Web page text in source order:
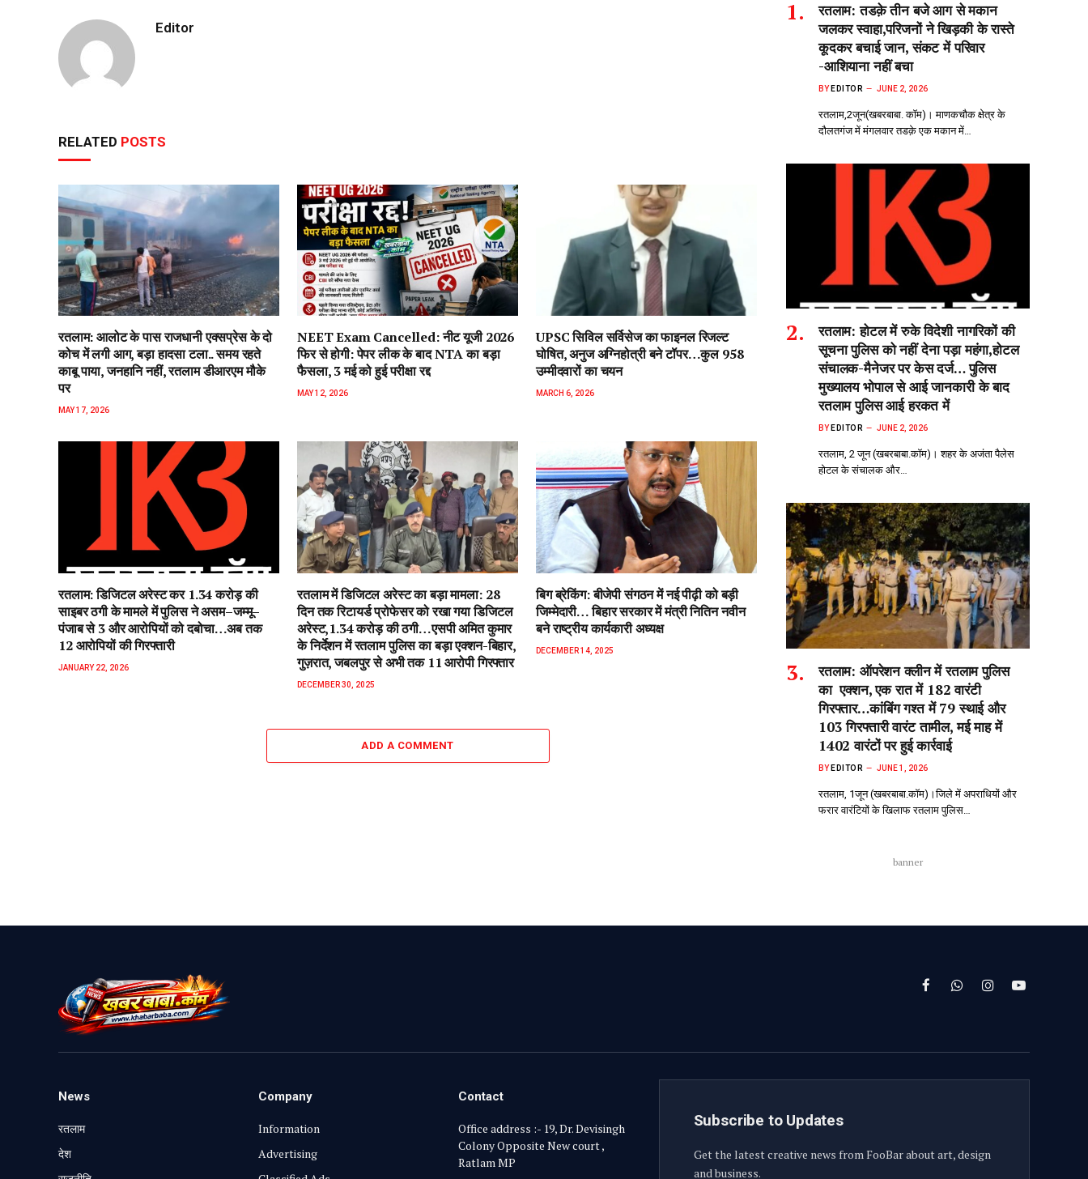
Editor
RELATED POSTS
रतलाम: आलोट के पास राजधानी एक्सप्रेस के दो
कोच में लगी आग, बड़ा हादसा टला.. समय रहते
काबू पाया, जनहानि नहीं, रतलाम डीआरएम मौके
पर
MAY 17, 2026
NEET Exam Cancelled: नीट यूजी 2026
फिर से होगी: पेपर लीक के बाद NTA का बड़ा
फैसला, 3 मई को हुई परीक्षा रद्द
MAY 12, 2026
UPSC सिविल सर्विसेज का फाइनल रिजल्ट
घोषित, अनुज अग्निहोत्री बने टॉपर…कुल 958
उम्मीदवारों का चयन
MARCH 6, 2026
रतलाम: डिजिटल अरेस्ट कर 1.34 करोड़ की
साइबर ठगी के मामले में पुलिस ने असम–जम्मू–
पंजाब से 3 और आरोपियों को दबोचा…अब तक
12 आरोपियों की गिरफ्तारी
JANUARY 22, 2026
रतलाम‌ में डिजिटल अरेस्ट का बड़ा मामला: 28
दिन तक रिटायर्ड प्रोफेसर को रखा गया डिजिटल
अरेस्ट,1.34 करोड़ की ठगी…एसपी अमित कुमार
के निर्देशन में रतलाम पुलिस का बड़ा एक्शन-बिहार,
गुज़रात, जबलपुर से अभी तक 11 आरोपी गिरफ्तार
DECEMBER 30, 2025
बिग ब्रेकिंग: बीजेपी संगठन में नई पीढ़ी को बड़ी
जिम्मेदारी… बिहार सरकार में मंत्री नितिन नवीन
बने राष्ट्रीय कार्यकारी अध्यक्ष
DECEMBER 14, 2025
ADD A COMMENT
रतलाम: तडक़े तीन बजे आग से मकान
जलकर स्वाहा,परिजनों ने खिड़की के रास्ते
कूदकर बचाई जान, संकट में परिवार
-आशियाना नहीं बचा
BY EDITOR JUNE 2, 2026
रतलाम,2जून(खबरबाबा. कॉम)। माणकचौक क्षेत्र के
दौलतगंज में मंगलवार तडक़े एक मकान में…
रतलाम: होटल में रुके विदेशी नागरिकों की
सूचना पुलिस को नहीं देना पड़ा महंगा,होटल
संचालक-मैनेजर पर केस दर्ज… पुलिस
मुख्यालय भोपाल से आई जानकारी के बाद
रतलाम पुलिस आई हरकत में
BY EDITOR JUNE 2, 2026
रतलाम, 2 जून (खबरबाबा.कॉम)। शहर के अजंता पैलेस
होटल के संचालक और…
रतलाम: ऑपरेशन क्लीन‌ में रतलाम पुलिस
का एक्शन, एक रात में 182 वारंटी
गिरफ्तार…कांबिंग गश्त में 79 स्थाई और
103 गिरफ्तारी वारंट तामील, मई माह में
1402 वारंटों पर हुई कार्रवाई
BY EDITOR JUNE 1, 2026
रतलाम, 1जून (खबरबाबा.कॉम)।जिले में अपराधियों और
फरार वारंटियों के खिलाफ रतलाम पुलिस…
banner
FacebookWhatsAppInstagramYouTube
News
रतलाम
⁠देश
Company
Information
Advertising
Contact
Office address :- 19, Dr. Devisingh
Colony Opposite New court ,
Ratlam MP
Subscribe to Updates
Get the latest creative news from FooBar about art, design
and business.